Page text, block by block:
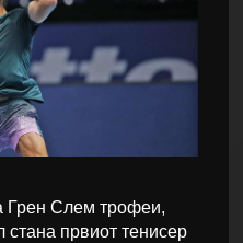
Грен Слем трофеи,
првиот тенисер